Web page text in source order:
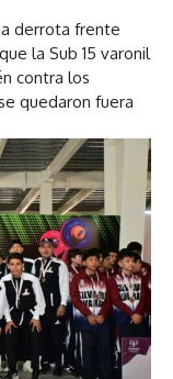
derrota frente
la Sub 15 varonil
contra los
quedaron fuera